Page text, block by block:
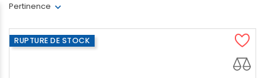
Pertinence
RUPTURE DE STOCK